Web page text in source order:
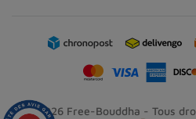
© 2026 Free-Bouddha - Tous